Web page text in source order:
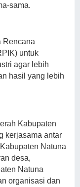
sama.
Rencana
untuk
agar lebih
hasil yang lebih
Kabupaten
kerjasama antar
Natuna
desa,
Natuna
organisasi dan